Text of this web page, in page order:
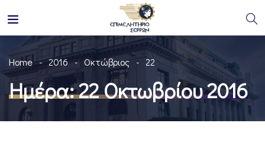
Home 2016 Οκτώβριος 22
Ημέρα:22 Οκτωβρίου 2016